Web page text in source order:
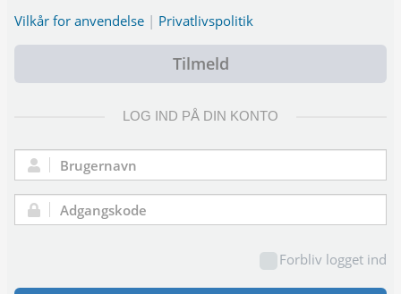
Vilkår for anvendelse | Privatlivspolitik
Tilmeld
LOG IND PÅ DIN KONTO
Brugernavn:
Adgangskode:
Forbliv logget ind